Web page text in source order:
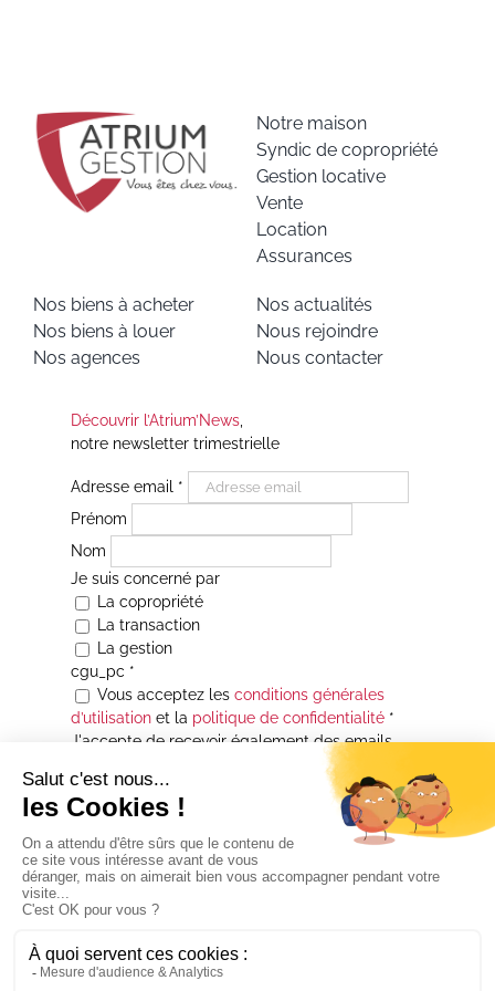
Notre maison
Syndic de copropriété
Gestion locative
Vente
Location
Assurances
Nos biens à acheter
Nos biens à louer
Nos agences
Nos actualités
Nous rejoindre
Nous contacter
Découvrir l’Atrium’News,
notre newsletter trimestrielle
Adresse email *
Prénom
Nom
Je suis concerné par
La copropriété
La transaction
La gestion
cgu_pc *
Vous acceptez les conditions générales
d’utilisationet la politique de confidentialité*
J'accepte de recevoir également des emails
Je souhaite être informé(e) de toutes les
actualités immobilières des agences de la
Maison Atrium Gestion. À tout moment, vous
pourrez utiliser le lien de désabonnement
intégré aux courriers électroniques qui vous
seront envoyés.
* Champs obligatoires